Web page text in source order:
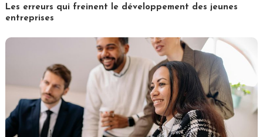
Les erreurs qui freinent le développement des jeunes
entreprises